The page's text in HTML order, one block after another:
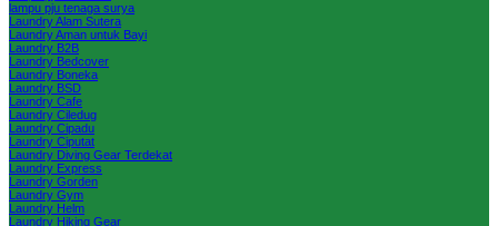
lampu pju tenaga surya
Laundry Alam Sutera
Laundry Aman untuk Bayi
Laundry B2B
Laundry Bedcover
Laundry Boneka
Laundry BSD
Laundry Cafe
Laundry Ciledug
Laundry Cipadu
Laundry Ciputat
Laundry Diving Gear Terdekat
Laundry Express
Laundry Gorden
Laundry Gym
Laundry Helm
Laundry Hiking Gear